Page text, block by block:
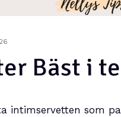
Bäst i
intimservetten som